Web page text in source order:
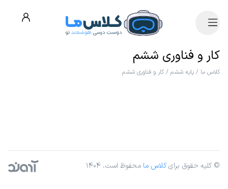
کار و فناوری ششم
کلاس ما / پایه ششم / کار و فناوری ششم
© کلیه حقوق برایکلاس ما محفوظ است. ۱۴۰۴